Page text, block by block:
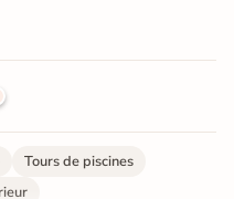
Tours de piscines